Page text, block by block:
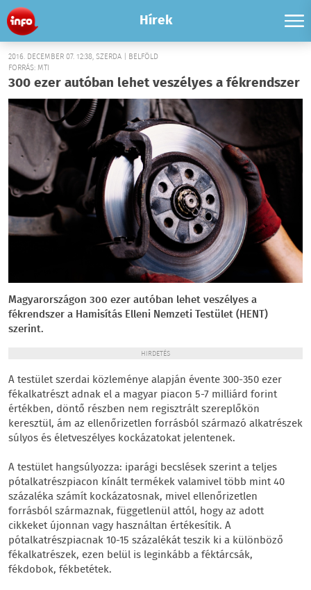
Hírek
2016. DECEMBER 07. 12:38, SZERDA | BELFÖLD
FORRÁS: MTI
300 ezer autóban lehet veszélyes a fékrendszer
Magyarországon 300 ezer autóban lehet veszélyes a
fékrendszer a Hamisítás Elleni Nemzeti Testület (HENT)
szerint.
HIRDETÉS
A testület szerdai közleménye alapján évente 300-350 ezer
fékalkatrészt adnak el a magyar piacon 5-7 milliárd forint
értékben, döntő részben nem regisztrált szereplőkön
keresztül, ám az ellenőrizetlen forrásból származó alkatrészek
súlyos és életveszélyes kockázatokat jelentenek.
A testület hangsúlyozza: iparági becslések szerint a teljes
pótalkatrészpiacon kínált termékek valamivel több mint 40
százaléka számít kockázatosnak, mivel ellenőrizetlen
forrásból származnak, függetlenül attól, hogy az adott
cikkeket újonnan vagy használtan értékesítik. A
pótalkatrészpiacnak 10-15 százalékát teszik ki a különböző
fékalkatrészek, ezen belül is leginkább a féktárcsák,
fékdobok, fékbetétek.